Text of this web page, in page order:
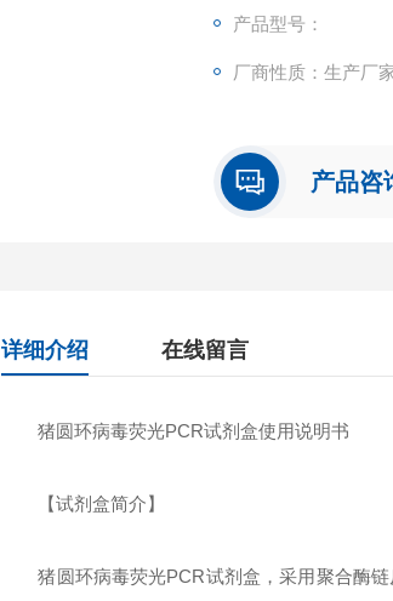
产品型号：
厂商性质：生产厂
产品咨
详细介绍 在线留言
猪圆环病毒荧光PCR试剂盒使用说明书
【试剂盒简介】
猪圆环病毒荧光PCR试剂盒，采用聚合酶链